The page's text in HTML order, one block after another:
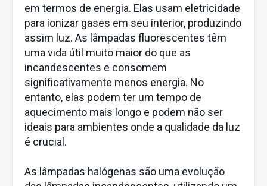
em termos de energia. Elas usam eletricidade
para ionizar gases em seu interior, produzindo
assim luz. As lâmpadas fluorescentes têm
uma vida útil muito maior do que as
incandescentes e consomem
significativamente menos energia. No
entanto, elas podem ter um tempo de
aquecimento mais longo e podem não ser
ideais para ambientes onde a qualidade da luz
é crucial.
As lâmpadas halógenas são uma evolução